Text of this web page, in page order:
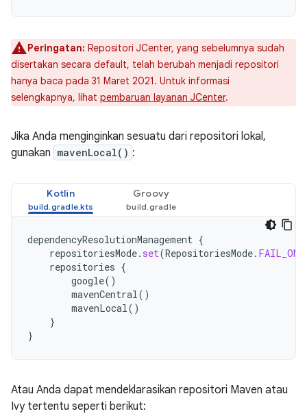
Peringatan: Repositori JCenter, yang sebelumnya sudah
disertakan secara default, telah berubah menjadi repositori
hanya baca pada 31 Maret 2021. Untuk informasi
selengkapnya, lihat pembaruan layanan JCenter.
Jika Anda menginginkan sesuatu dari repositori lokal,
gunakan mavenLocal() :
Kotlin Groovy
dependencyResolutionManagement {
repositoriesMode. set(RepositoriesMode.
repositories {
google()
mavenCentral()
mavenLocal()
}
}
Atau Anda dapat mendeklarasikan repositori Maven atau
Ivy tertentu seperti berikut: